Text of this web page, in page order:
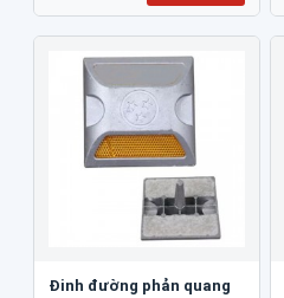
Đinh đường phản quang